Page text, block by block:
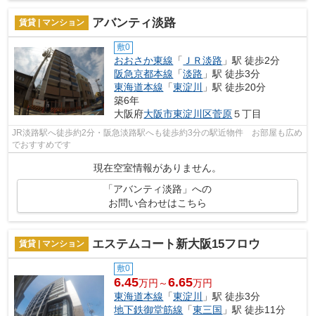
賃貸 | マンション アバンティ淡路
敷0
おおさか東線 「 ＪＲ淡路 」駅 徒歩2分
阪急京都本線 「淡路 」駅 徒歩3分
東海道本線 「東淀川
」駅 徒歩20分
築6年
大阪府大阪市東淀川区菅原５丁目
JR淡路駅へ徒歩約2分・阪急淡路駅へも徒歩約3分の駅近物件 お部屋も広め
でおすすめです
現在空室情報がありません。
「アバンティ淡路」への
お問い合わせはこちら
賃貸 | マンション エステムコート新大阪15フロウ
敷0
6.45万円～6.65万円
東海道本線 「東淀川 」駅 徒歩3分
地下鉄御堂筋線 「東三国 」駅 徒歩11分